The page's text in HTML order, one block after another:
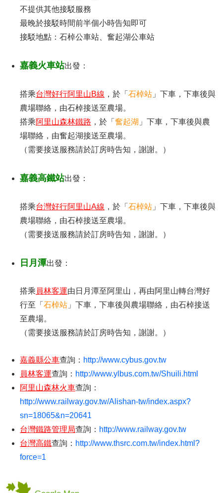
不提供其他接駁服務
最晚於接駁時間前半個小時告知即可
接駁地點：石棹公車站、奮起湖公車站
嘉義火車站出發：
搭乘台灣好行阿里山B線 ，於「 石棹站 」下車，下車後與
農場聯絡，由石棹接送至農場。
搭乘阿里山森林鐵路 ，於「 奮起湖 」下車，下車後與農
場聯絡，由奮起湖接送至農場。
（需要接送服務請於訂房時告知，謝謝。）
嘉義高鐵站出發：
搭乘台灣好行阿里山A線 ，於「 石棹站 」下車，下車後與
農場聯絡，由石棹接送至農場。
（需要接送服務請於訂房時告知，謝謝。）
日月潭出發：
搭乘 員林客運由日月潭至阿里山，再由阿里山轉台灣好
行至「 石棹站 」下車，下車後與農場聯絡，由石棹接送
至農場。
（需要接送服務請於訂房時告知，謝謝。）
嘉義縣公車查詢： http://www.cybus.gov.tw
員林客運查詢： http://www.ylbus.com.tw/Shuili.html
阿里山森林火車查詢：
http://www.railway.gov.tw/Alishan-tw/index.aspx?
sn=18065&n=20641
台灣鐵路管理局查詢： http://www.railway.gov.tw
台灣高鐵查詢： http://www.thsrc.com.tw/index.html?
force=1